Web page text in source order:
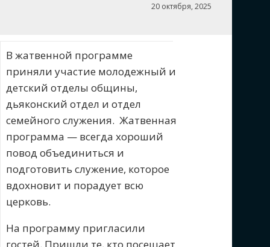
20 октября, 2025
В жатвенной программе
приняли участие молодежный и
детский отделы общины,
дьяконский отдел и отдел
семейного служения. Жатвенная
программа — всегда хороший
повод объединиться и
подготовить служение, которое
вдохновит и порадует всю
церковь.
На программу пригласили
гостей. Пришли те, кто посещает